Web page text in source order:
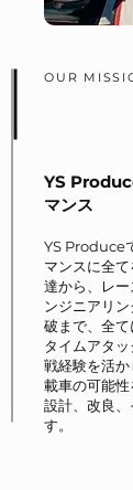
OUR
YS
マンス
YS Produce
マンスに全
達から、レ
ンジニアリ
破まで、全て
タイムアタ
戦経験を活
載車の可能性
設計、改良
す。